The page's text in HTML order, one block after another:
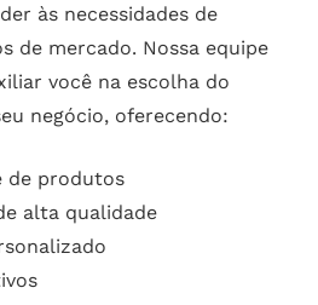
às necessidades de
de mercado. Nossa equipe
você na escolha do
negócio, oferecendo:
de produtos
alta qualidade